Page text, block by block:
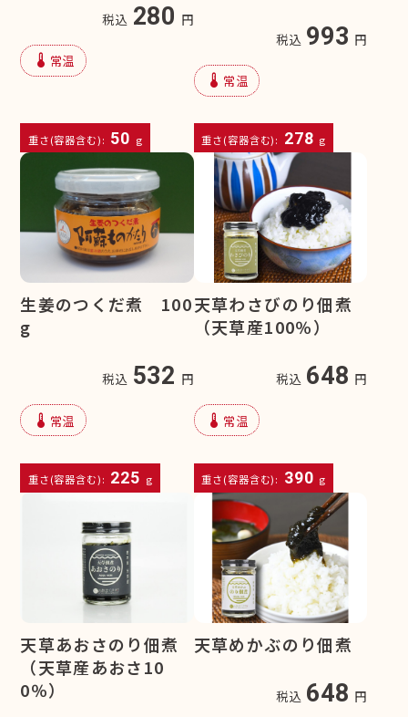
税込 280 円
device_thermostat 常温
重さ(容器含む): 50 g
税込 993 円
device_thermostat 常温
重さ(容器含む): 278 g
生姜のつくだ煮 100
g
税込 532 円
device_thermostat 常温
重さ(容器含む): 225 g
天草わさびのり佃煮
（天草産100％）
税込 648 円
device_thermostat 常温
重さ(容器含む): 390 g
天草あおさのり佃煮
（天草産あおさ10
0％）
天草めかぶのり佃煮
税込 648 円